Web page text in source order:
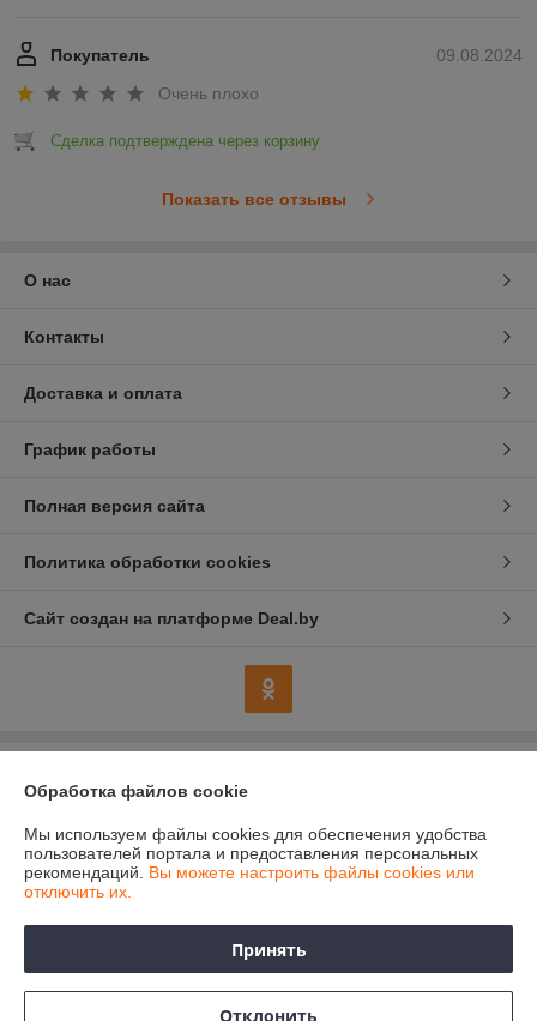
09.08.2024
Покупатель
Очень плохо
Сделка подтверждена через корзину
Показать все отзывы
О нас
Контакты
Доставка и оплата
График работы
Полная версия сайта
Политика обработки cookies
Сайт создан на платформе Deal.by
предприниматель Колесников Анатолий Анатольевич
247483 Гомельская область, Речицкий р-н, г. Речица, ул. Хлусса, д.48
Гомельской области
Обработка файлов cookie
Мы используем файлы cookies для обеспечения удобства
пользователей портала и предоставления персональных
рекомендаций. Вы можете настроить файлы cookies или
отключить их.
Принять
Отклонить